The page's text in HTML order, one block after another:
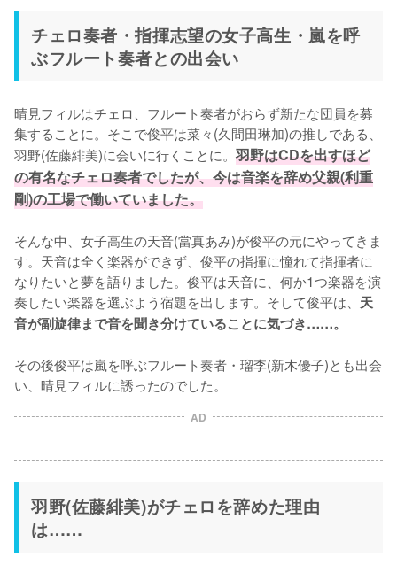
チェロ奏者・指揮志望の女子高生・嵐を呼
ぶフルート奏者との出会い
晴見フィルはチェロ、フルート奏者がおらず新たな団員を募
集することに。そこで俊平は菜々(久間田琳加)の推しである、
羽野(佐藤緋美)に会いに行くことに。 羽野はCDを出すほど
の有名なチェロ奏者でしたが、今は音楽を辞め父親(利重
剛)の工場で働いていました。
そんな中、女子高生の天音(當真あみ)が俊平の元にやってきま
す。天音は全く楽器ができず、俊平の指揮に憧れて指揮者に
なりたいと夢を語りました。俊平は天音に、何か1つ楽器を演
奏したい楽器を選ぶよう宿題を出します。そして俊平は、 天
音が副旋律まで音を聞き分けていることに気づき……。
その後俊平は嵐を呼ぶフルート奏者・瑠李(新木優子)とも出会
い、晴見フィルに誘ったのでした。
AD
羽野(佐藤緋美)がチェロを辞めた理由
は……